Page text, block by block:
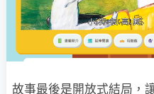
故事最後是開放式結局，